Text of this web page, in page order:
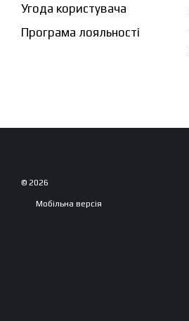
Угода користувача
Програма лояльності
© 2026
Мобільна версія